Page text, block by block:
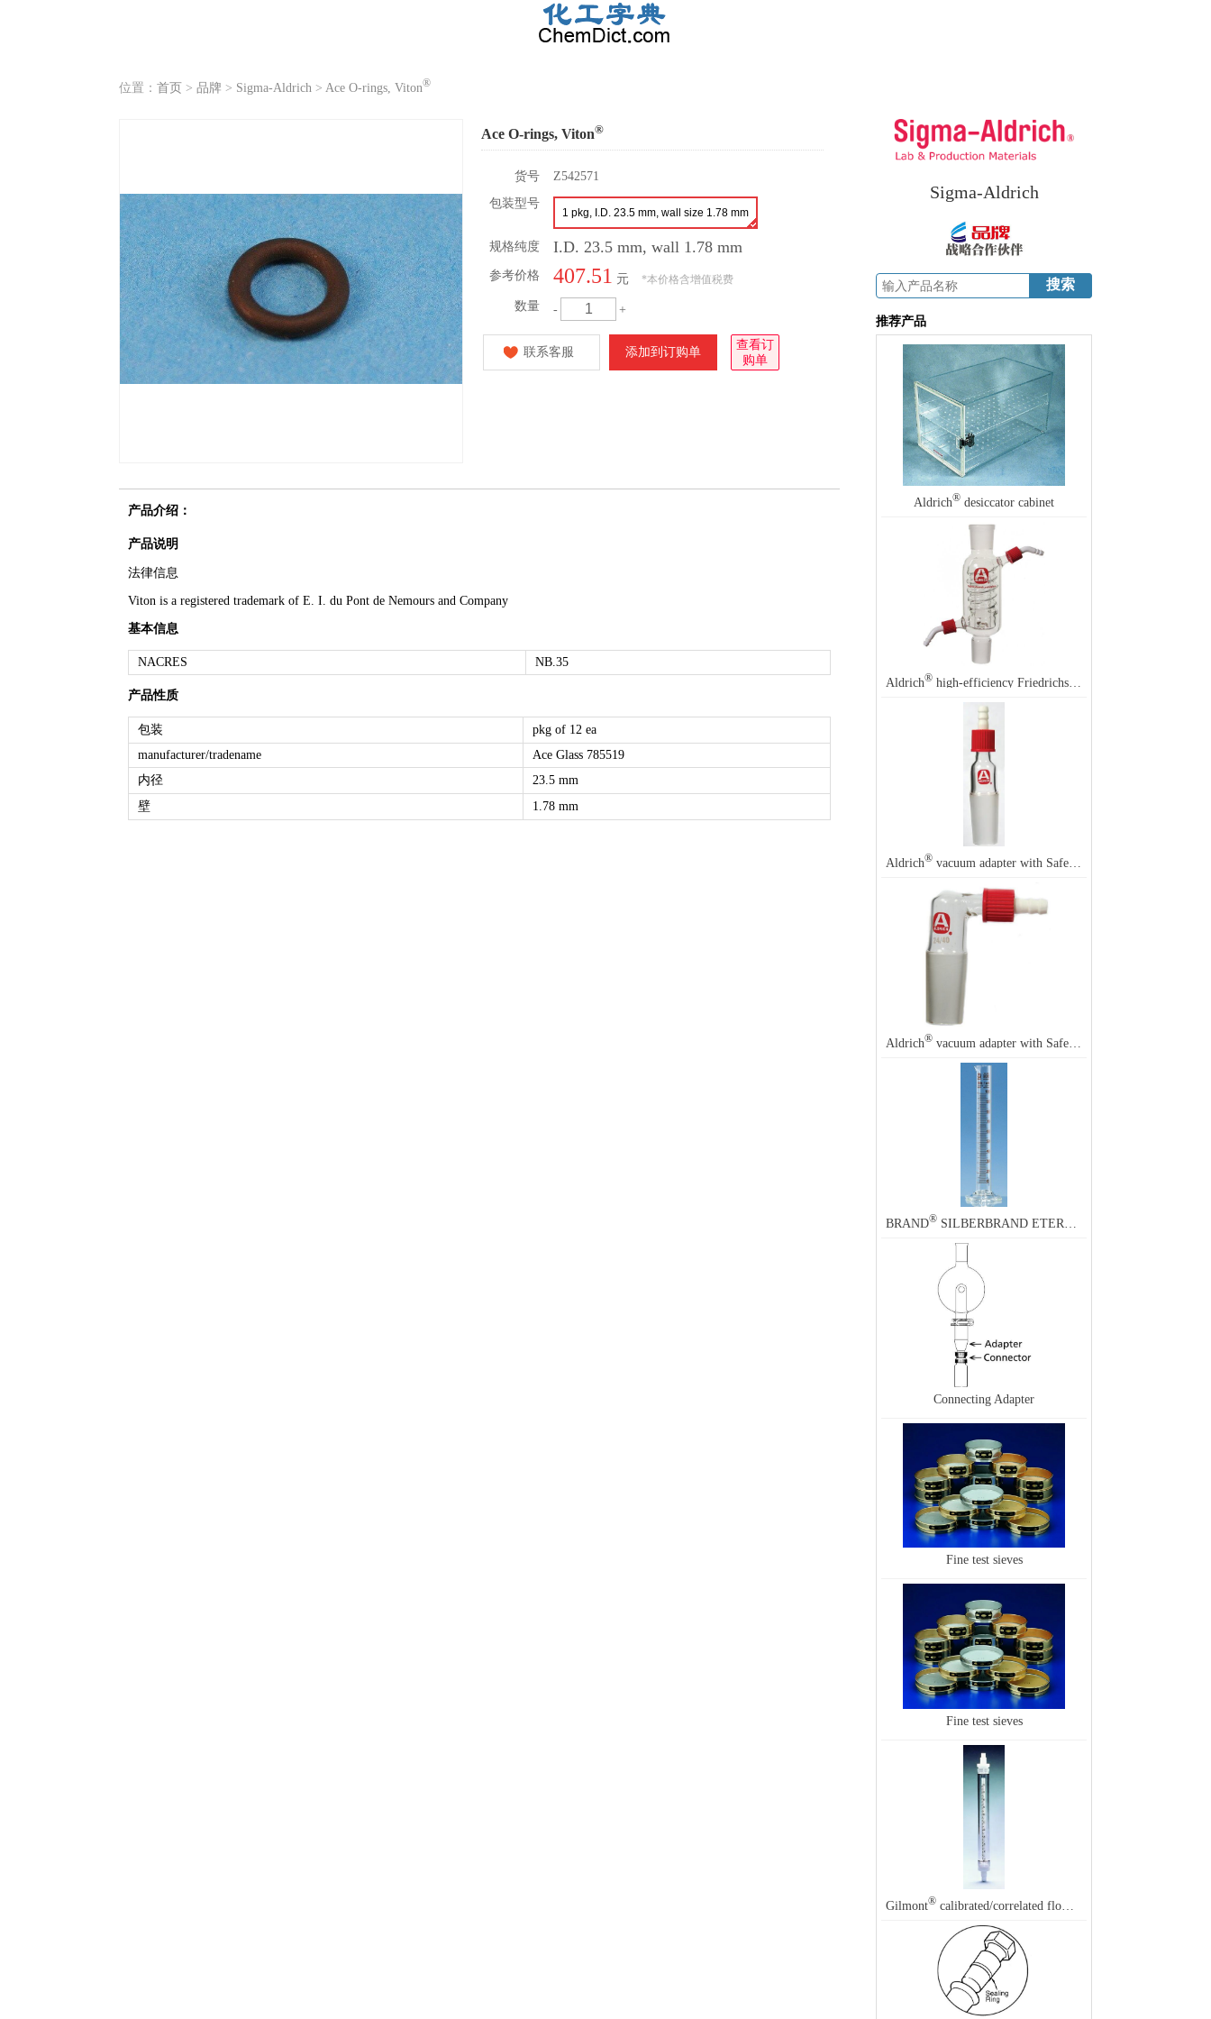
位置： 首页 > 品牌 > Sigma-Aldrich > Ace O-rings, Viton®
Ace O-rings, Viton®
货号
Z542571
包装型号
1 pkg, I.D. 23.5 mm, wall size 1.78 mm
规格纯度 I.D. 23.5 mm, wall 1.78 mm
参考价格 407.51 元 *本价格含增值税费
数量 - +
联系客服 添加到订购单
查看订
购单
产品介绍：
产品说明
法律信息
Viton is a registered trademark of E. I. du Pont de Nemours and Company
基本信息
NACRES NB.35
产品性质
包装
pkg of 12 ea
manufacturer/tradename
Ace Glass 785519
内径
23.5 mm
壁
1.78 mm
Sigma-Aldrich
推荐产品
Aldrich® desiccator cabinet
Aldrich® high-efficiency Friedrichs reflux condenser
Aldrich® vacuum adapter with SafetyBarb
Aldrich® vacuum adapter with SafetyBarb
BRAND® SILBERBRAND ETERNA measuring cylinder
Connecting Adapter
Fine test sieves
Fine test sieves
Gilmont® calibrated/correlated flowmeter